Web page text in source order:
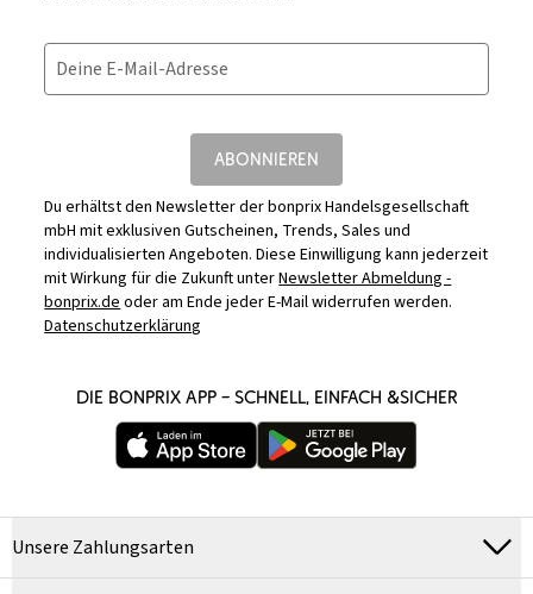
Deine E-Mail-Adresse
ABONNIEREN
Du erhältst den Newsletter der bonprix Handelsgesellschaft
mbH mit exklusiven Gutscheinen, Trends, Sales und
individualisierten Angeboten. Diese Einwilligung kann jederzeit
mit Wirkung für die Zukunft unterNewsletter Abmeldung -
bonprix.deoder am Ende jeder E-Mail widerrufen werden.
Datenschutzerklärung
DIE BONPRIX APP – SCHNELL, EINFACH &SICHER
Unsere Zahlungsarten